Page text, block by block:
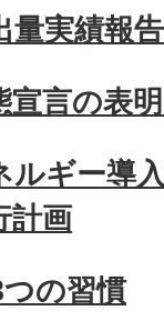
量実績報
宣言の表
ルギー導
計画
の習慣